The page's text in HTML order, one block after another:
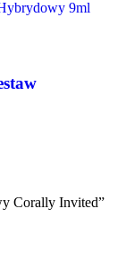
Corally Invited”